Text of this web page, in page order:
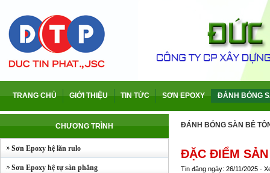
TRANG CHỦ GIỚI THIỆU TIN TỨC SƠN EPOXY ĐÁNH BÓNG
CHƯƠNG TRÌNH
Sơn Epoxy hệ lăn rulo
Sơn Epoxy hệ tự sàn phẳng
ĐÁNH BÓNG SÀN BÊ
ĐẶC ĐIỂM
Tin đăng ngày: 26/11/2025 -